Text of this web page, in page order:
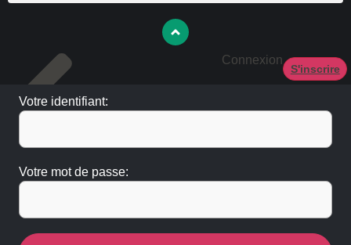
Connexion
S'inscrire
Votre identifiant:
Votre mot de passe: